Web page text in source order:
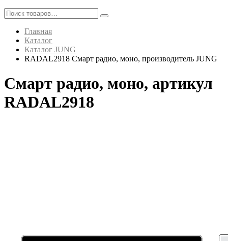
Главная
Каталог
Каталог JUNG
RADAL2918 Смарт радио, моно, производитель JUNG
Смарт радио, моно, артикул
RADAL2918